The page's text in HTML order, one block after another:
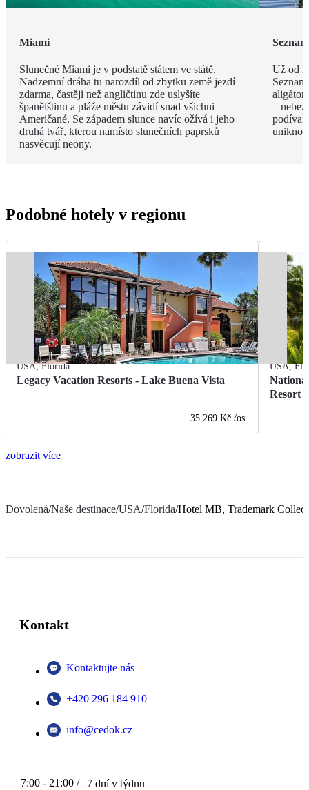
Miami
Slunečné Miami je v podstatě státem ve státě.
Nadzemní dráha tu narozdíl od zbytku země jezdí
zdarma, častěji než angličtinu zde uslyšíte
španělštinu a pláže městu závidí snad všichni
Američané. Se západem slunce navíc ožívá i jeho
druhá tvář, kterou namísto slunečních paprsků
nasvěcují neony.
Už od
–
Podobné hotely v regionu
USA,Florida
Legacy Vacation Resorts - Lake Buena Vista
35 269 Kč /os.
USA,
Resort
zobrazit více
Dovolená/Naše destinace/USA/Florida/Hotel MB, Trademark
Kontakt
Kontaktujte nás
+420 296 184 910
info@cedok.cz
7:00 - 21:00 / 7 dní v týdnu